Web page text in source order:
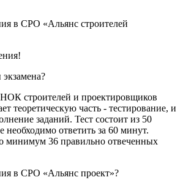
в СРО «Альянс строителей
НОК строителей и проектировщиков
теоретическую часть - тестирование, и
заданий. Тест состоит из 50
необходимо ответить за 60 минут.
минимум 36 правильно отвеченных
в СРО «Альянс проект»?